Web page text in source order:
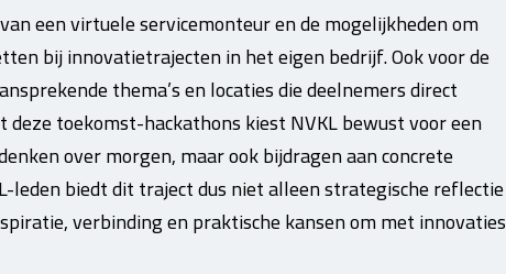
een virtuele servicemonteur en de mogelijkheden om
bij innovatietrajecten in het eigen bedrijf. Ook voor de
thema’s en locaties die deelnemers direct
toekomst-hackathons kiest NVKL bewust voor een
over morgen, maar ook bijdragen aan concrete
leden biedt dit traject dus niet alleen strategische reflectie
verbinding en praktische kansen om met innovaties